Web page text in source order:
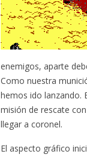
enemigos, aparte
Como nuestra
hemos ido lanzando.
misión de rescate
llegar a coronel.
El aspecto gráfico